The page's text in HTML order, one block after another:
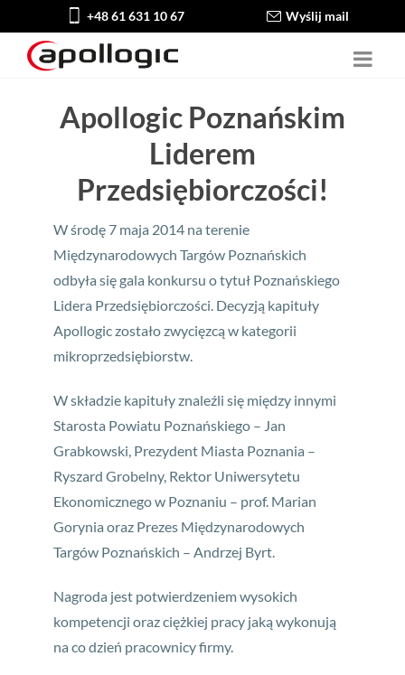
+48 61 631 10 67 Wyślij mail
Apollogic Poznańskim
Liderem
Przedsiębiorczości!
W środę 7 maja 2014 na terenie
Międzynarodowych Targów Poznańskich
odbyła się gala konkursu o tytuł Poznańskiego
Lidera Przedsiębiorczości. Decyzją kapituły
Apollogic zostało zwycięzcą w kategorii
mikroprzedsiębiorstw.
W składzie kapituły znaleźli się między innymi
Starosta Powiatu Poznańskiego – Jan
Grabkowski, Prezydent Miasta Poznania –
Ryszard Grobelny, Rektor Uniwersytetu
Ekonomicznego w Poznaniu – prof. Marian
Gorynia oraz Prezes Międzynarodowych
Targów Poznańskich – Andrzej Byrt.
Nagroda jest potwierdzeniem wysokich
kompetencji oraz ciężkiej pracy jaką wykonują
na co dzień pracownicy firmy.